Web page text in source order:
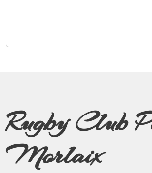
Rugby Club
Morlaix